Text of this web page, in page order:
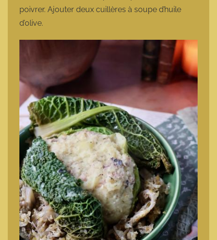
poivrer. Ajouter deux cuillères à soupe d’huile
d’olive.